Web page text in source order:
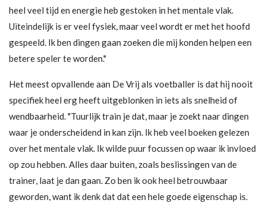
heel veel tijd en energie heb gestoken in het mentale vlak.
Uiteindelijk is er veel fysiek, maar veel wordt er met het hoofd
gespeeld. Ik ben dingen gaan zoeken die mij konden helpen een
betere speler te worden."
Het meest opvallende aan De Vrij als voetballer is dat hij nooit
specifiek heel erg heeft uitgeblonken in iets als snelheid of
wendbaarheid. "Tuurlijk train je dat, maar je zoekt naar dingen
waar je onderscheidend in kan zijn. Ik heb veel boeken gelezen
over het mentale vlak. Ik wilde puur focussen op waar ik invloed
op zou hebben. Alles daar buiten, zoals beslissingen van de
trainer, laat je dan gaan. Zo ben ik ook heel betrouwbaar
geworden, want ik denk dat dat een hele goede eigenschap is.